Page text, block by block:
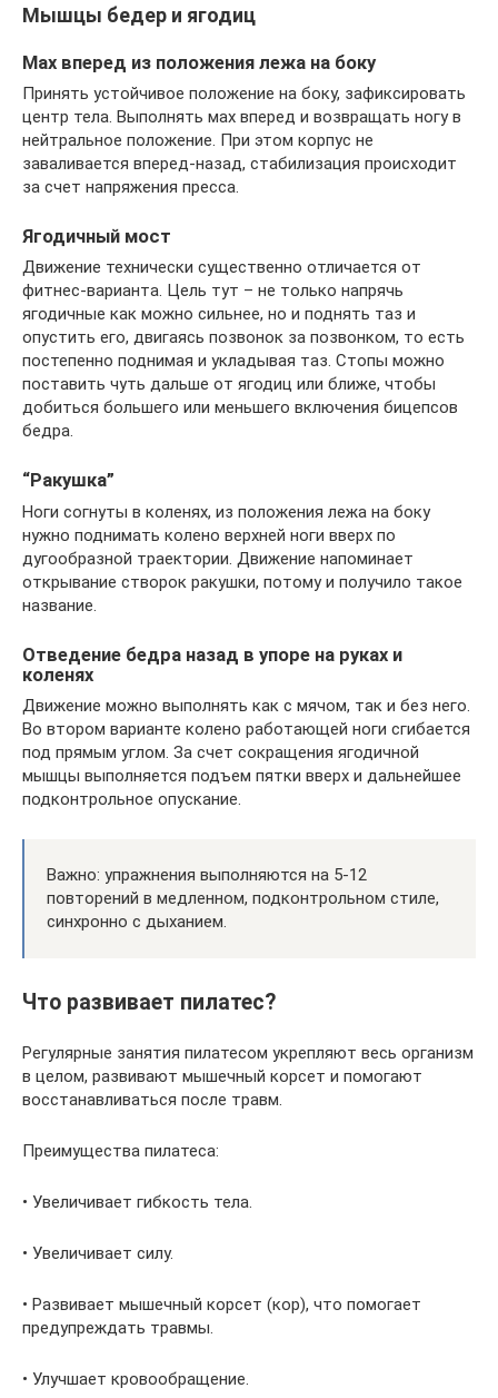
Мышцы бедер и ягодиц
Мах вперед из положения лежа на боку
Принять устойчивое положение на боку, зафиксировать
центр тела. Выполнять мах вперед и возвращать ногу в
нейтральное положение. При этом корпус не
заваливается вперед-назад, стабилизация происходит
за счет напряжения пресса.
Ягодичный мост
Движение технически существенно отличается от
фитнес-варианта. Цель тут – не только напрячь
ягодичные как можно сильнее, но и поднять таз и
опустить его, двигаясь позвонок за позвонком, то есть
постепенно поднимая и укладывая таз. Стопы можно
поставить чуть дальше от ягодиц или ближе, чтобы
добиться большего или меньшего включения бицепсов
бедра.
“Ракушка”
Ноги согнуты в коленях, из положения лежа на боку
нужно поднимать колено верхней ноги вверх по
дугообразной траектории. Движение напоминает
открывание створок ракушки, потому и получило такое
название.
Отведение бедра назад в упоре на руках и
коленях
Движение можно выполнять как с мячом, так и без него.
Во втором варианте колено работающей ноги сгибается
под прямым углом. За счет сокращения ягодичной
мышцы выполняется подъем пятки вверх и дальнейшее
подконтрольное опускание.
Важно: упражнения выполняются на 5-12
повторений в медленном, подконтрольном стиле,
синхронно с дыханием.
Что развивает пилатес?
Регулярные занятия пилатесом укрепляют весь организм
в целом, развивают мышечный корсет и помогают
восстанавливаться после травм.
Преимущества пилатеса:
• Увеличивает гибкость тела.
• Увеличивает силу.
• Развивает мышечный корсет (кор), что помогает
предупреждать травмы.
• Улучшает кровообращение.